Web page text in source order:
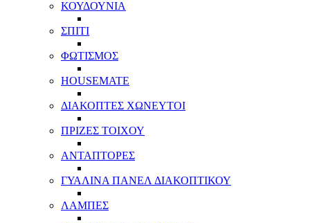
ΚΟΥΔΟΥΝΙΑ
ΣΠΙΤΙ
ΦΩΤΙΣΜΟΣ
HOUSEMATE
ΔΙΑΚΟΠΤΕΣ ΧΩΝΕΥΤΟΙ
ΠΡΙΖΕΣ ΤΟΙΧΟΥ
ΑΝΤΑΠΤΟΡΕΣ
ΓΥΑΛΙΝΑ ΠΑΝΕΛ ΔΙΑΚΟΠΤΙΚΟΥ
ΛΑΜΠΕΣ